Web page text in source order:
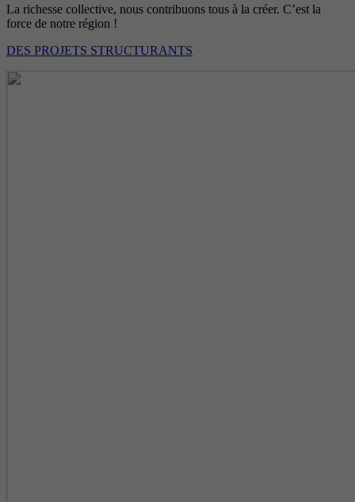
La richesse collective, nous contribuons tous à la créer. C’est la
force de notre région !
DES PROJETS STRUCTURANTS